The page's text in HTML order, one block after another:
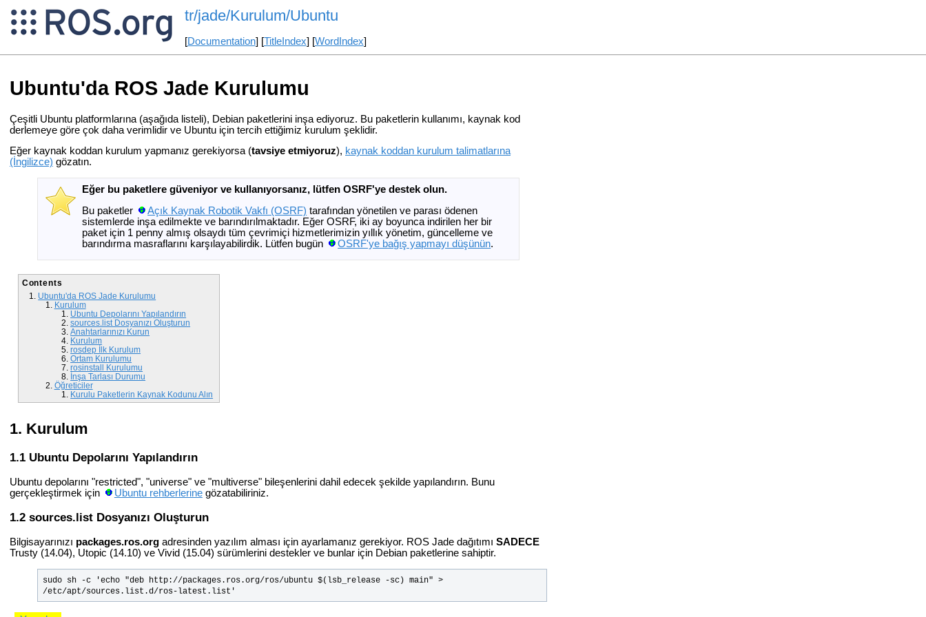
tr/jade/Kurulum/Ubuntu
[Documentation] [TitleIndex] [WordIndex]
Ubuntu'da ROS Jade Kurulumu
Çeşitli Ubuntu platformlarına (aşağıda listeli), Debian paketlerini inşa ediyoruz. Bu paketlerin kullanımı, kaynak kod
derlemeye göre çok daha verimlidir ve Ubuntu için tercih ettiğimiz kurulum şeklidir.
Eğer kaynak koddan kurulum yapmanız gerekiyorsa (tavsiye etmiyoruz), kaynak koddan kurulum talimatlarına
(İngilizce) gözatın.
Eğer bu paketlere güveniyor ve kullanıyorsanız, lütfen OSRF'ye destek olun.
Bu paketler
Açık Kaynak Robotik Vakfı (OSRF) tarafından yönetilen ve parası ödenen
sistemlerde inşa edilmekte ve barındırılmaktadır. Eğer OSRF, iki ay boyunca indirilen her bir
paket için 1 penny almış olsaydı tüm çevrimiçi hizmetlerimizin yıllık yönetim, güncelleme ve
barındırma masraflarını karşılayabilirdik. Lütfen bugün
OSRF'ye bağış yapmayı düşünün.
Contents
Ubuntu'da ROS Jade Kurulumu
Kurulum
Ubuntu Depolarını Yapılandırın
sources.list Dosyanızı Oluşturun
Anahtarlarınızı Kurun
Kurulum
rosdep İlk Kurulum
Ortam Kurulumu
rosinstall Kurulumu
İnşa Tarlası Durumu
Öğreticiler
Kurulu Paketlerin Kaynak Kodunu Alın
Kurulum
Ubuntu Depolarını Yapılandırın
Ubuntu depolarını "restricted", "universe" ve "multiverse" bileşenlerini dahil edecek şekilde yapılandırın. Bunu
gerçekleştirmek için
Ubuntu rehberlerinegözatabiliriniz.
sources.list Dosyanızı Oluşturun
Bilgisayarınızı packages.ros.org adresinden yazılım alması için ayarlamanız gerekiyor. ROS Jade dağıtımı SADECE
Trusty (14.04), Utopic (14.10) ve Vivid (15.04) sürümlerini destekler ve bunlar için Debian paketlerine sahiptir.
sudo sh -c 'echo "deb http://packages.ros.org/ros/ubuntu $(lsb_release -sc) main" >
/etc/apt/sources.list.d/ros-latest.list'